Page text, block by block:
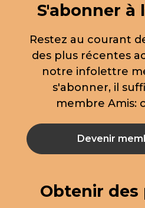
S'abonner
Restez au courant
des plus récentes
notre infolettre
s'abonner, il
membre Amis:
Devenir
Obtenir des